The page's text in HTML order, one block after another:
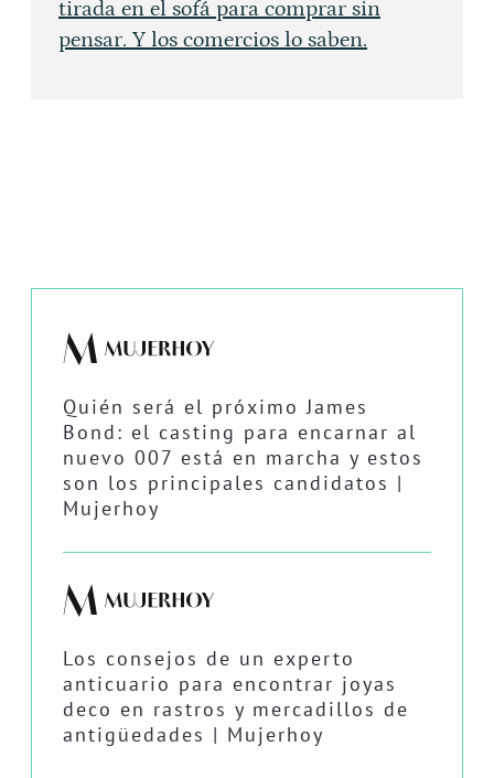
tirada en el sofá para comprar sin
pensar. Y los comercios lo saben.
Quién será el próximo James
Bond: el casting para encarnar al
nuevo 007 está en marcha y estos
son los principales candidatos |
Mujerhoy
Los consejos de un experto
anticuario para encontrar joyas
deco en rastros y mercadillos de
antigüedades | Mujerhoy